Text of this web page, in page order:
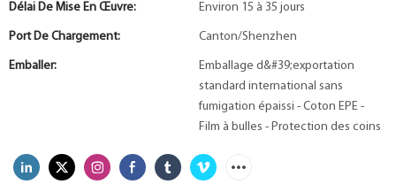
Délai De Mise En Œuvre: Environ 15 à 35 jours
Port De Chargement: Canton/Shenzhen
Emballer:
Emballage d&#39;exportation
standard international sans
fumigation épaissi - Coton EPE -
Film à bulles - Protection des coins